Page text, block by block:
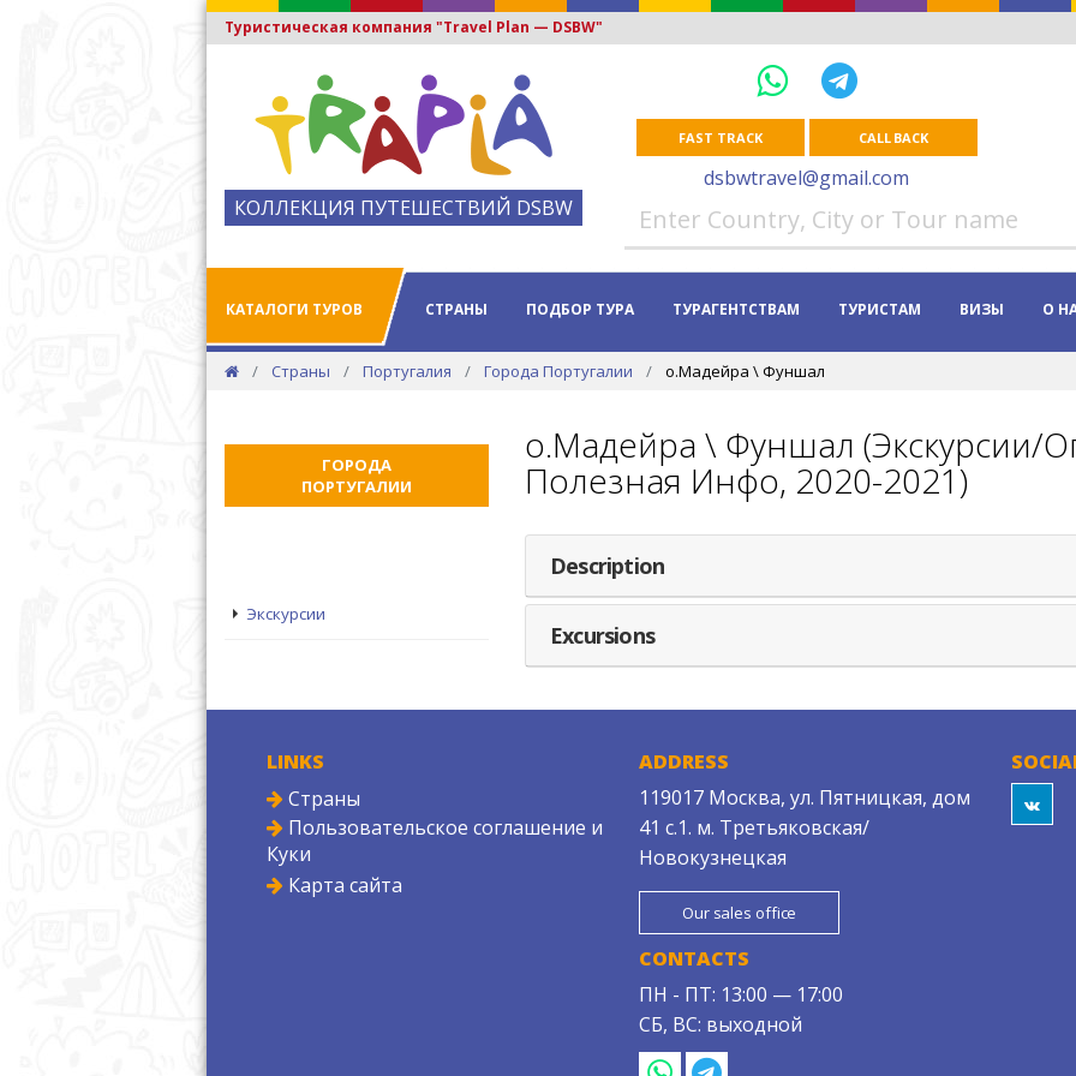
Туристическая компания "Travel Plan — DSBW"
КОЛЛЕКЦИЯ ПУТЕШЕСТВИЙ DSBW
FAST TRACK CALL BACK
dsbwtravel@gmail.com
КАТАЛОГИ ТУРОВ СТРАНЫ ПОДБОР ТУРА ТУРАГЕНТСТВАМ ТУРИСТАМ ВИЗЫ О
Страны Португалия Города Португалии о.Мадейра \ Фуншал
ГОРОДА
ПОРТУГАЛИИ
Экскурсии
о.Мадейра \ Фуншал (Экскурсии/
Полезная Инфо, 2020-2021)
Description
Excursions
LINKS
Страны
Пользовательское соглашение и
Куки
Карта сайта
ADDRESS
119017 Москва, ул. Пятницкая, дом
41 с.1. м. Третьяковская/
Новокузнецкая
Our sales office
CONTACTS
ПН - ПТ: 13:00 — 17:00
СБ, ВС: выходной